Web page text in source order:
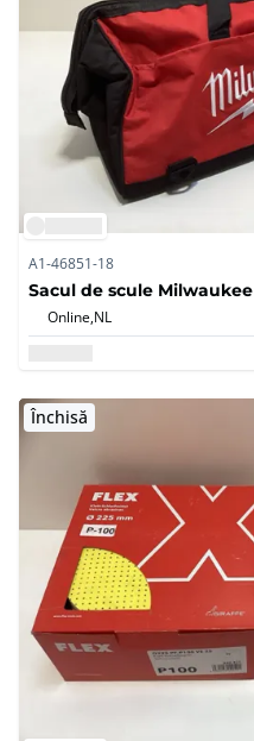
A1-46851-18
Sacul de scule Milwaukee
Online,NL
Închisă